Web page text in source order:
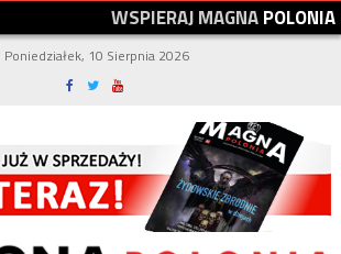
WSPIERAJMAGNAPOLONIA
Poniedziałek, 10 Sierpnia 2026